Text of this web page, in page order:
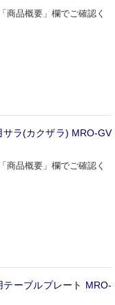
品概要」欄でご確認く
ラ(カクザラ) MRO-GV
品概要」欄でご確認く
ーブルプレート MRO-